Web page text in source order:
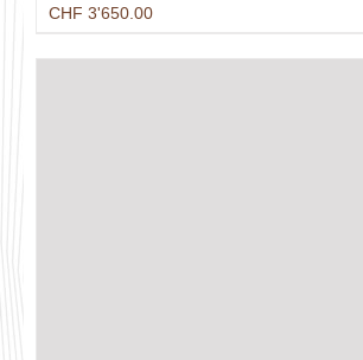
CHF 3'650.00